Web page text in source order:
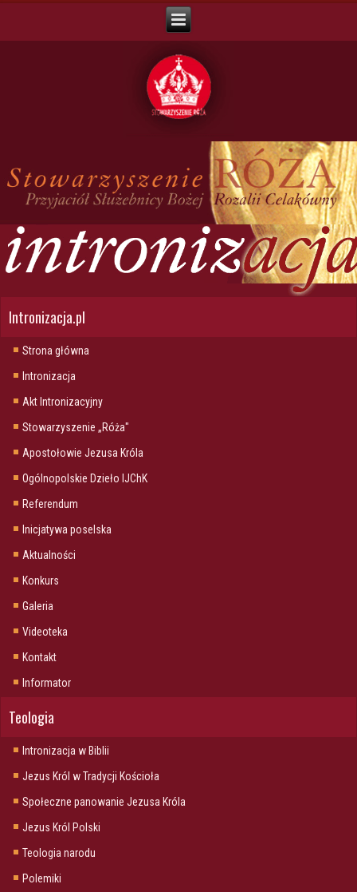
Intronizacja.pl
Strona główna
Intronizacja
Akt Intronizacyjny
Stowarzyszenie „Róża"
Apostołowie Jezusa Króla
Ogólnopolskie Dzieło IJChK
Referendum
Inicjatywa poselska
Aktualności
Konkurs
Galeria
Videoteka
Kontakt
Informator
Teologia
Intronizacja w Biblii
Jezus Król w Tradycji Kościoła
Społeczne panowanie Jezusa Króla
Jezus Król Polski
Teologia narodu
Polemiki